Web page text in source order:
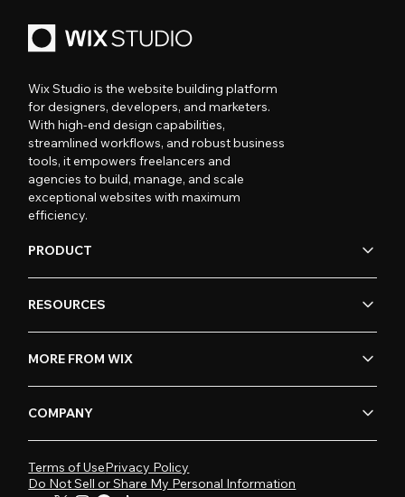
Wix Studio is the website building platform
for designers, developers, and marketers.
With high-end design capabilities,
streamlined workflows, and robust business
tools, it empowers freelancers and
agencies to build, manage, and scale
exceptional websites with maximum
efficiency.
PRODUCT
RESOURCES
MORE FROM WIX
COMPANY
Terms of UsePrivacy Policy
Do Not Sell or Share My Personal Information